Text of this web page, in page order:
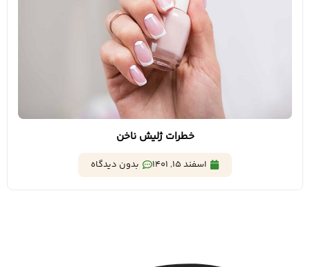
خطرات ژلیش ناخن
اسفند 15, 1401 بدون دیدگاه